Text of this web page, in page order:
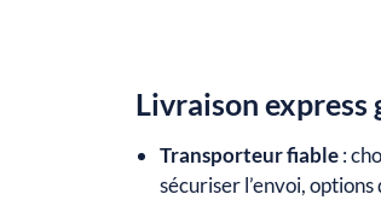
Livraison express
Transporteur fiable:
sécuriser l’envoi, options